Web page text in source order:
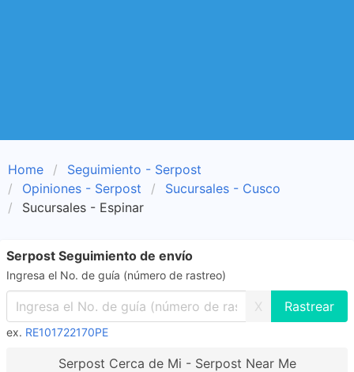
Home
Seguimiento - Serpost
Opiniones - Serpost
Sucursales - Cusco
Sucursales - Espinar
Serpost Seguimiento de envío
Ingresa el No. de guía (número de rastreo)
X
ex. RE101722170PE
Serpost Cerca de Mi - Serpost Near Me